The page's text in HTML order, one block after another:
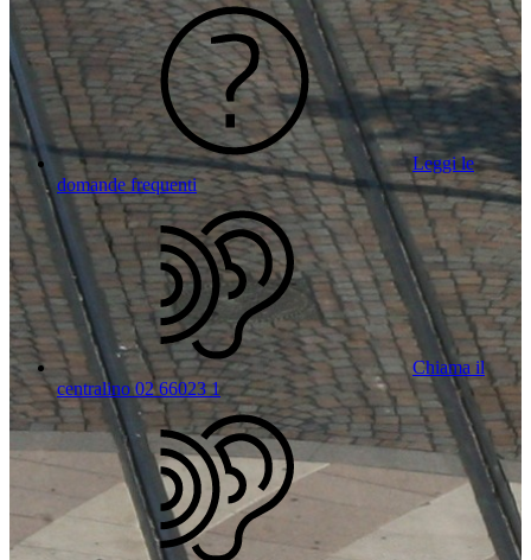
Leggi le
domande frequenti
Chiama il
centralino 02 66023 1